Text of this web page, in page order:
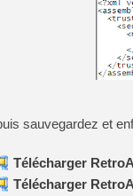
sauvegardez et
Télécharger
Télécharger